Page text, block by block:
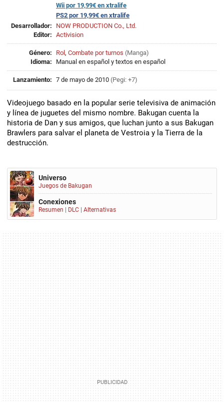
Wii por 19,99€ en xtralife
PS2 por 19,99€ en xtralife
Desarrollador:
NOW PRODUCTION Co., Ltd.
Editor: Activision
Género: Rol , Combate por turnos (Manga)
Idioma:
Manual en español y textos en español
Lanzamiento: 7 de mayo de 2010 (Pegi: +7)
Videojuego basado en la popular serie televisiva de animación
y línea de juguetes del mismo nombre. Bakugan cuenta la
historia de Dan y sus amigos, que luchan junto a sus Bakugan
Brawlers para salvar el planeta de Vestroia y la Tierra de la
destrucción.
Universo
Juegos de Bakugan
Conexiones
Resumen DLC Alternativas